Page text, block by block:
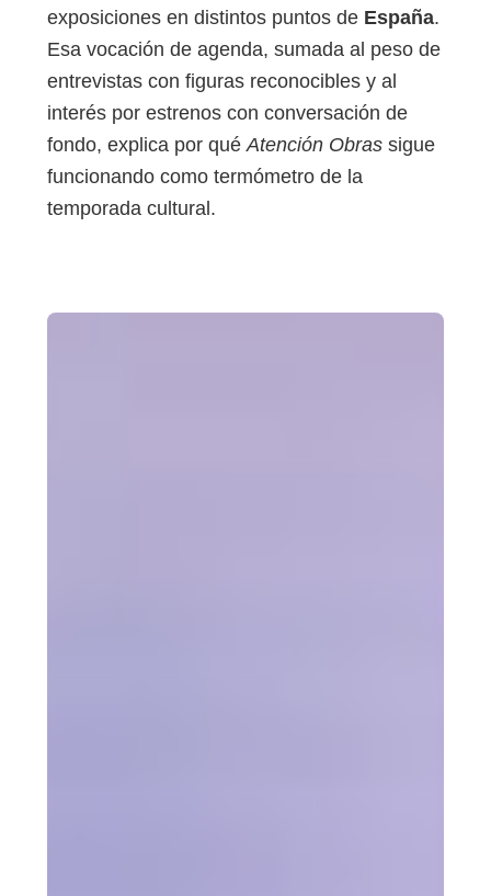
exposiciones en distintos puntos de España.
Esa vocación de agenda, sumada al peso de
entrevistas con figuras reconocibles y al
interés por estrenos con conversación de
fondo, explica por quéAtención Obras sigue
funcionando como termómetro de la
temporada cultural.